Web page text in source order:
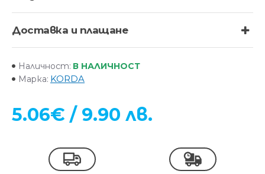
Доставка и плащане
Наличност: В НАЛИЧНОСТ
Марка: KORDA
5.06€ / 9.90 лв.